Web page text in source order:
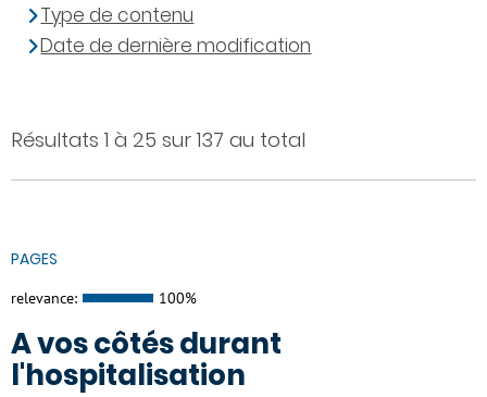
Résultats 1 à 25 sur 137 au total
PAGES
relevance: 100%
A vos côtés durant
l'hospitalisation
Type de contenu
Date de dernière modification